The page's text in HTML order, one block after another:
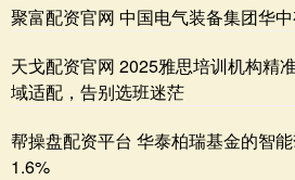
聚富配资官网 中国电气装备集团华
天戈配资官网 2025雅思培训机构精
域适配，告别选班迷茫
帮操盘配资平台 华泰柏瑞基金的智
1.6%